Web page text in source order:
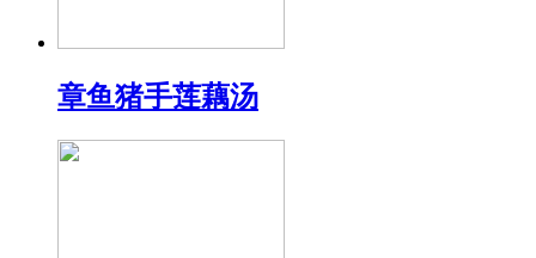
章鱼猪手莲藕汤